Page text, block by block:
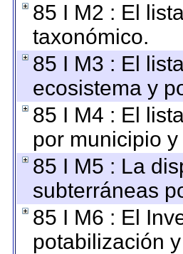
85 I M2 : El
taxonómico.
85 I M3 : El
ecosistema y
85 I M4 : El
por municipio
85 I M5 : La
subterráneas
85 I M6 : El
potabilización